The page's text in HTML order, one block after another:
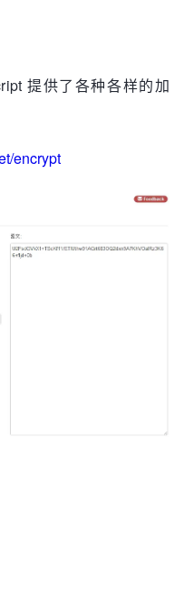
提供了各种各样的加
encrypt